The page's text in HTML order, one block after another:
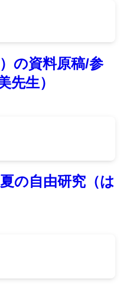
の資料原稿/参
先生）
の自由研究（は